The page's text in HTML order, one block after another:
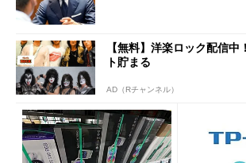
【無料】洋楽ロック配信
ト貯まる
AD（Rチャンネル）